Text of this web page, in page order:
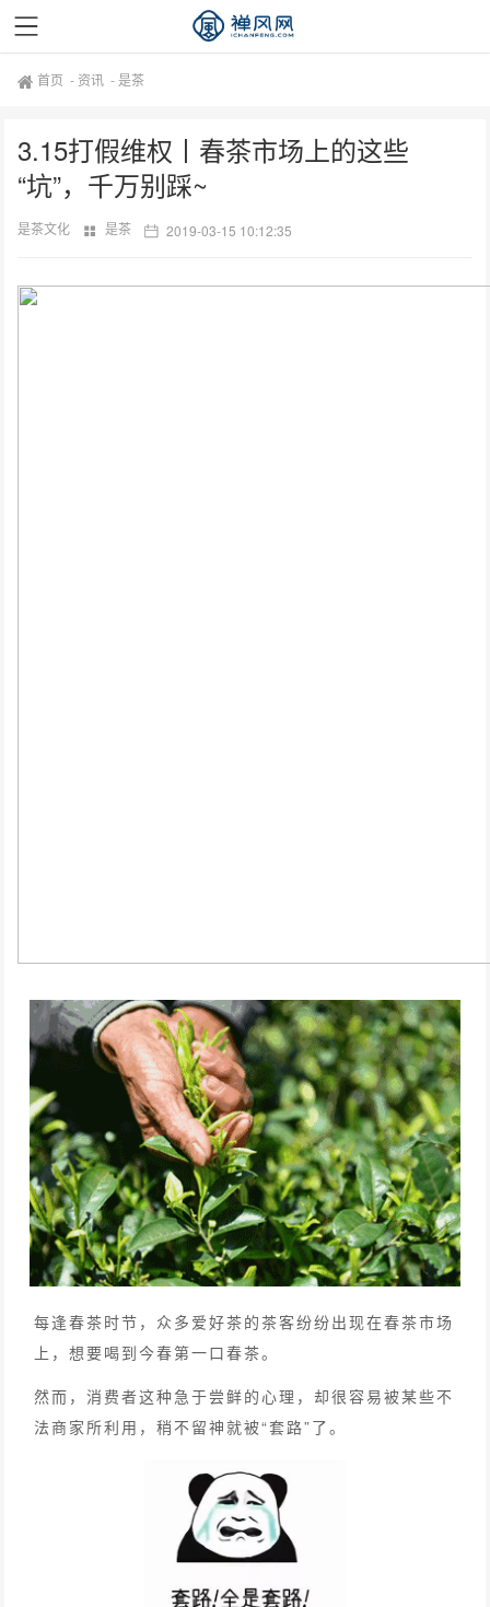
首页 - 资讯 -是茶
3.15打假维权丨春茶市场上的这些
“坑”，千万别踩~
是茶文化 是茶 2019-03-15 10:12:35
每逢春茶时节，众多爱好茶的茶客纷纷出现在春茶市场
上，想要喝到今春第一口春茶。
然而，消费者这种急于尝鲜的心理，却很容易被某些不
法商家所利用，稍不留神就被“套路”了。